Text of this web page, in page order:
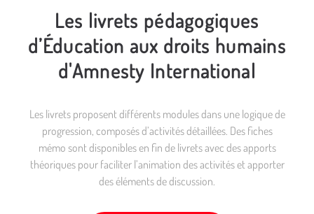
Les livrets pédagogiques
d’Éducation aux droits humains
d'Amnesty International
Les livrets proposent différents modules dans une logique de
progression, composés d’activités détaillées. Des fiches
mémo sont disponibles en fin de livrets avec des apports
théoriques pour faciliter l’animation des activités et apporter
des éléments de discussion.